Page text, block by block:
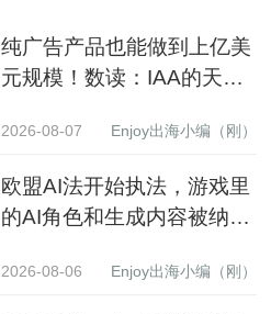
纯广告产品也能做到上亿美
元规模！数读：IAA的天花
2026-08-07 Enjoy出海小编（刚）
欧盟AI法开始执法，游戏里
的AI角色和生成内容被纳入
2026-08-06 Enjoy出海小编（刚）